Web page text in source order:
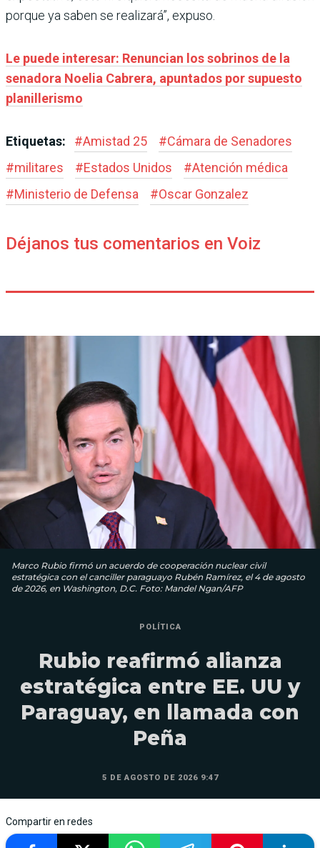
porque ya saben se realizará”, expuso.
Le puede interesar: Renuncian los sobrinos de la
senadora Noelia Cabrera, apuntados por supuesto
planillerismo
Etiquetas: #Amistad 25 #Cámara de Senadores
#militares #Estados Unidos #Atención médica
#Ministerio de Defensa #Oscar Gonzalez
Déjanos tus comentarios en Voiz
Marco Rubio firmó un acuerdo de cooperación nuclear civil
estratégica con el canciller paraguayo Rubén Ramírez, el 4 de agosto
de 2026, en Washington, D.C. Foto: Mandel Ngan/AFP
POLÍTICA
Rubio reafirmó alianza
estratégica entre EE. UU y
Paraguay, en llamada con
Peña
5 DE AGOSTO DE 2026 9:47
Compartir en redes